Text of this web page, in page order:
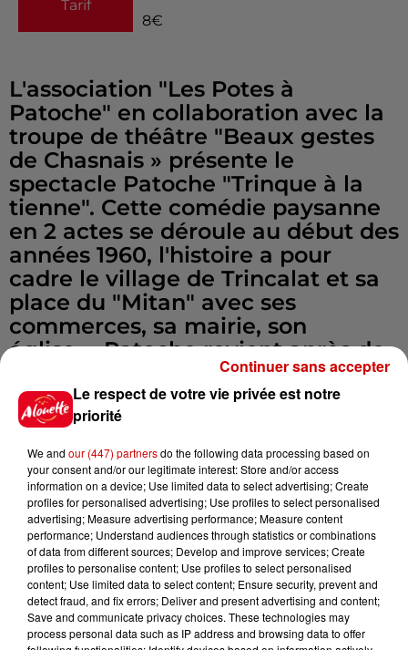
Tarif
8€
L'association "Les Potes à
Patoche" en collaboration avec la
troupe de théâtre "Beaux gestes
de Chasnais » présente le
spectacle Patoche "Trinque à la
tienne". Cette comédie paysanne
en 2 actes se déroule au début des
années 1960, l'histoire a pour
cadre le village de Trincalat et sa
place du "Mitan" avec ses
commerces, sa mairie, son
église,... Patoche revient après de
nombreuses années dans cette
commune où il est né. Mais
stupeur, il ne reconnaît plus le
bourg qui fut le théâtre de ses
jeunes années. Ses souvenirs
refont surface petit-à-petit et il
s'empresse de nous faire découvrir
son village et ses habitants, la vie
et la vitalité du village qu'il a
connu autrefois et les compare à
celles d'aujourd'hui. Mais
comment ne pas être nostalgique,
Le respect de votre vie privée est notre
priorité
We and our (447) partnersdo the following data processing based on
your consent and/or our legitimate interest: Store and/or access
information on a device; Use limited data to select advertising; Create
profiles for personalised advertising; Use profiles to select personalised
advertising; Measure advertising performance; Measure content
performance; Understand audiences through statistics or combinations
of data from different sources; Develop and improve services; Create
profiles to personalise content; Use profiles to select personalised
content; Use limited data to select content; Ensure security, prevent and
detect fraud, and fix errors; Deliver and present advertising and content;
Save and communicate privacy choices. These technologies may
process personal data such as IP address and browsing data to offer
Continuer sans accepter